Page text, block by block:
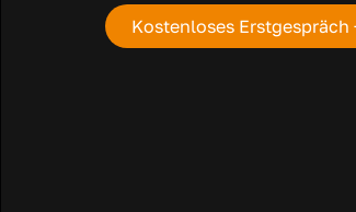
Kostenloses Erstgespräch